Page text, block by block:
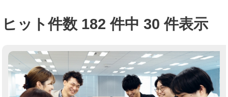
ヒット件数 182 件中 30 件表示